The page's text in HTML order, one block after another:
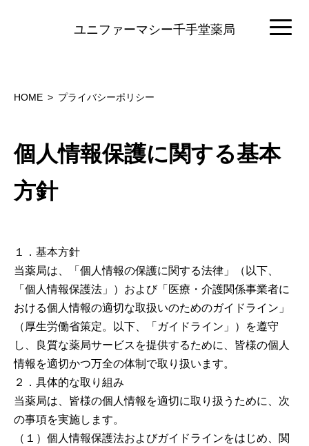
ユニファーマシー千手堂薬局
HOME プライバシーポリシー
個人情報保護に関する基本
方針
１．基本方針
当薬局は、「個人情報の保護に関する法律」（以下、
「個人情報保護法」）および「医療・介護関係事業者に
おける個人情報の適切な取扱いのためのガイドライン」
（厚生労働省策定。以下、「ガイドライン」）を遵守
し、良質な薬局サービスを提供するために、皆様の個人
情報を適切かつ万全の体制で取り扱います。
２．具体的な取り組み
当薬局は、皆様の個人情報を適切に取り扱うために、次
の事項を実施します。
（１）個人情報保護法およびガイドラインをはじめ、関